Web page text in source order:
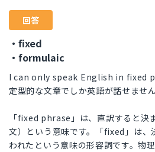
回答
・fixed
・formulaic
I can only speak English in fixed
定型的な文章でしか英語が話せません
「fixed phrase」は、直訳すると決
文）という意味です。「fixed」は、
われたという意味の形容詞です。物